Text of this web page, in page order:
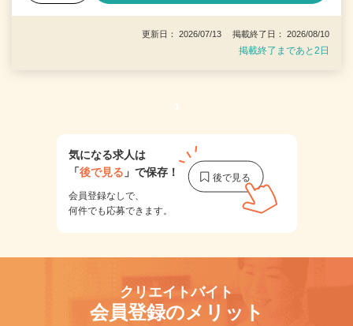
更新日： 2026/07/13 掲載終了日： 2026/08/10
掲載終了まであと2日
1
気になる求人は
「後で見る 」で保存！
会員登録なしで、
何件でも応募できます。
クリエイトバイト
会員登録のメリット